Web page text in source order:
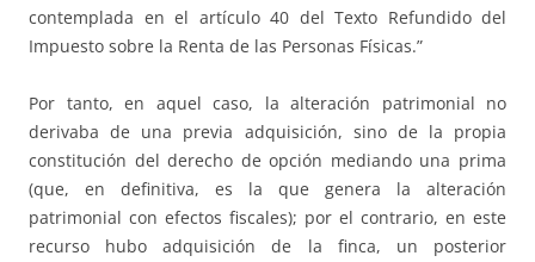
contemplada en el artículo 40 del Texto Refundido del
Impuesto sobre la Renta de las Personas Físicas.”
Por tanto, en aquel caso, la alteración patrimonial no
derivaba de una previa adquisición, sino de la propia
constitución del derecho de opción mediando una prima
(que, en definitiva, es la que genera la alteración
patrimonial con efectos fiscales); por el contrario, en este
recurso hubo adquisición de la finca, un posterior